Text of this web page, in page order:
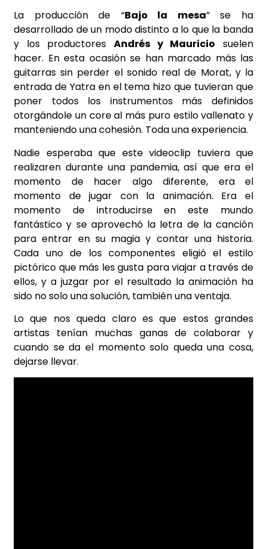
La producción de “Bajo la mesa” se ha
desarrollado de un modo distinto a lo que la banda
y los productores Andrés y Mauricio suelen
hacer. En esta ocasión se han marcado más las
guitarras sin perder el sonido real de Morat, y la
entrada de Yatra en el tema hizo que tuvieran que
poner todos los instrumentos más definidos
otorgándole un core al más puro estilo vallenato y
manteniendo una cohesión. Toda una experiencia.
Nadie esperaba que este videoclip tuviera que
realizaren durante una pandemia, así que era el
momento de hacer algo diferente, era el
momento de jugar con la animación. Era el
momento de introducirse en este mundo
fantástico y se aprovechó la letra de la canción
para entrar en su magia y contar una historia.
Cada uno de los componentes eligió el estilo
pictórico que más les gusta para viajar a través de
ellos, y a juzgar por el resultado la animación ha
sido no solo una solución, también una ventaja.
Lo que nos queda claro es que estos grandes
artistas tenían muchas ganas de colaborar y
cuando se da el momento solo queda una cosa,
dejarse llevar.